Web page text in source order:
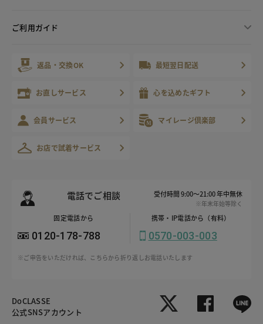
ご利用ガイド
返品・交換OK 最短翌日配送
お直しサービス 心を込めたギフト
会員サービス マイレージ倶楽部
お店で試着サービス
電話でご相談 受付時間 9:00～21:00 年中無休
※年末年始等除く
固定電話から
0120-178-788
携帯・IP電話から（有料）
0570-003-003
※ご申告をいただければ、こちらから折り返しお電話いたします
DoCLASSE
公式SNSアカウント